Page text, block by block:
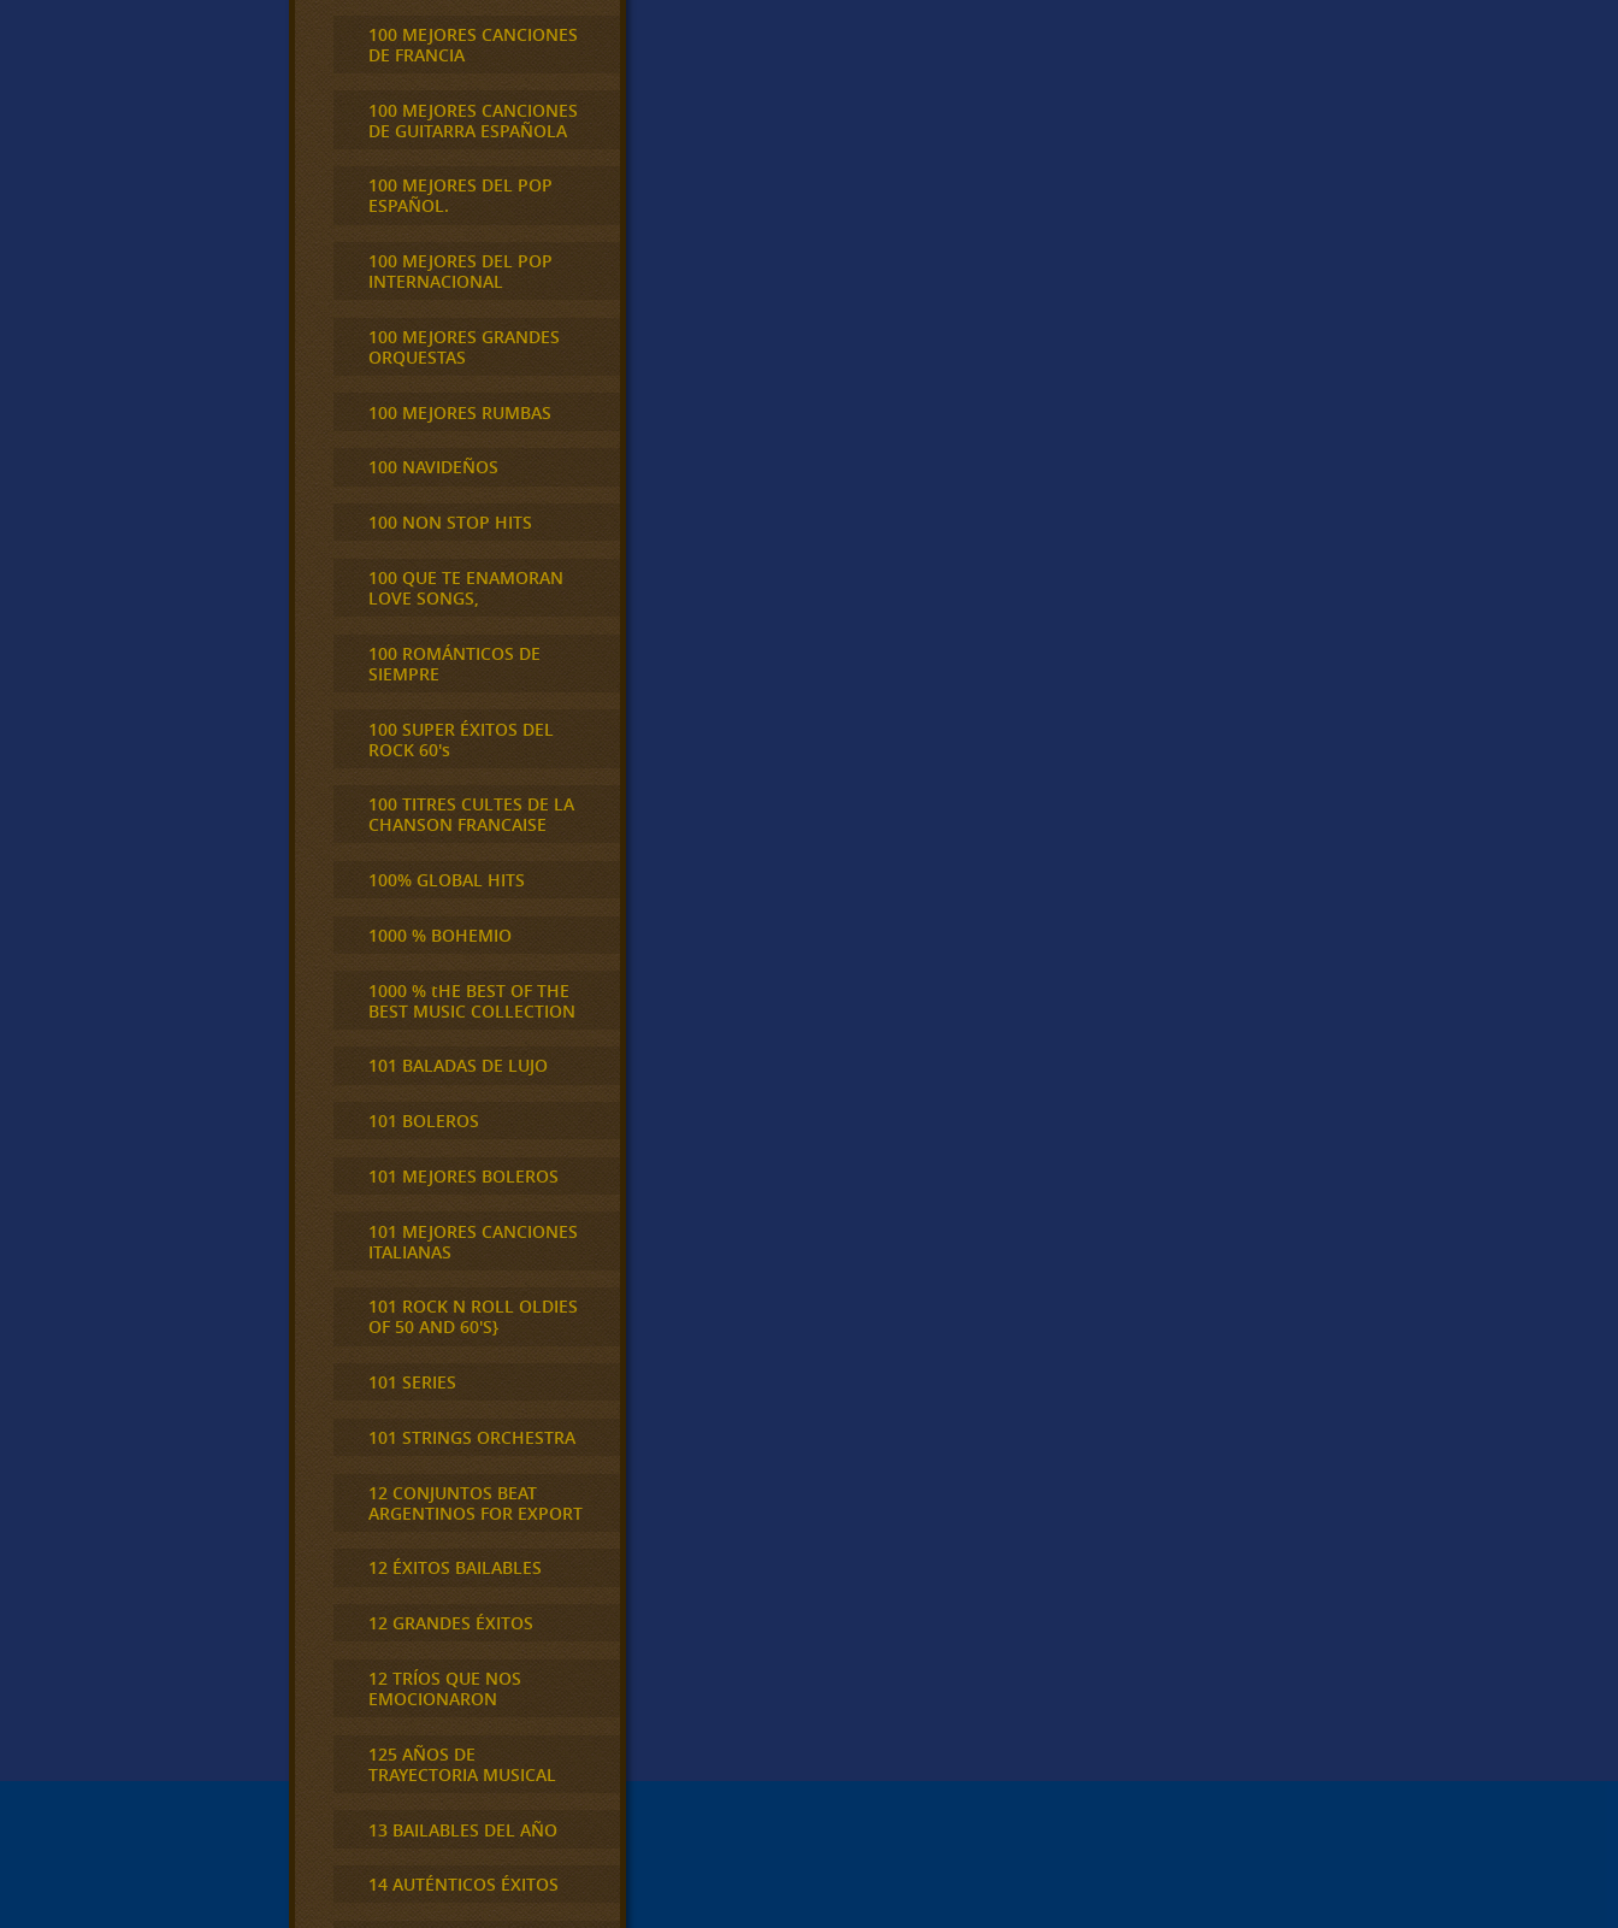
100 MEJORES CANCIONES
DE FRANCIA
100 MEJORES CANCIONES
DE GUITARRA ESPAÑOLA
100 MEJORES DEL POP
ESPAÑOL.
100 MEJORES DEL POP
INTERNACIONAL
100 MEJORES GRANDES
ORQUESTAS
100 MEJORES RUMBAS
100 NAVIDEÑOS
100 NON STOP HITS
100 QUE TE ENAMORAN
LOVE SONGS,
100 ROMÁNTICOS DE
SIEMPRE
100 SUPER ÉXITOS DEL
ROCK 60's
100 TITRES CULTES DE LA
CHANSON FRANCAISE
100% GLOBAL HITS
1000 % BOHEMIO
1000 % tHE BEST OF THE
BEST MUSIC COLLECTION
101 BALADAS DE LUJO
101 BOLEROS
101 MEJORES BOLEROS
101 MEJORES CANCIONES
ITALIANAS
101 ROCK N ROLL OLDIES
OF 50 AND 60'S}
101 SERIES
101 STRINGS ORCHESTRA
12 CONJUNTOS BEAT
ARGENTINOS FOR EXPORT
12 ÉXITOS BAILABLES
12 GRANDES ÉXITOS
12 TRÍOS QUE NOS
EMOCIONARON
125 AÑOS DE
TRAYECTORIA MUSICAL
13 BAILABLES DEL AÑO
14 AUTÉNTICOS ÉXITOS